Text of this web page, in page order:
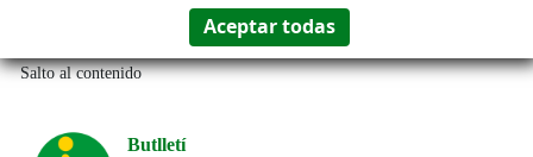
Salto al contenido
Butlletí